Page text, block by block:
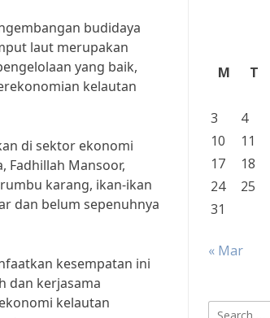
budidaya
laut merupakan
yang baik,
kelautan
di sektor ekonomi
Fadhillah Mansoor,
karang, ikan-ikan
dan belum sepenuhnya
kesempatan ini
dan kerjasama
kelautan
M
T
3
4
10
11
17
18
24
25
31
« Mar
Search